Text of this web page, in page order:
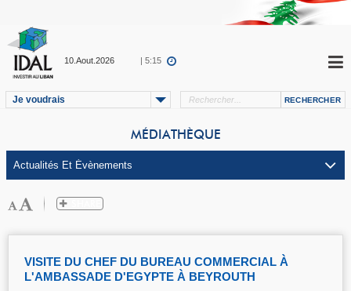
10.Aout.2026 | 5:15
Je voudrais
MÉDIATHÈQUE
VISITE DU CHEF DU BUREAU COMMERCIAL À
L'AMBASSADE D'EGYPTE À BEYROUTH